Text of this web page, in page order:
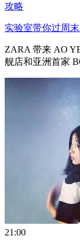
攻略
实验室带你过周末
ZARA 带来 AO
舰店和亚洲首家
21:00